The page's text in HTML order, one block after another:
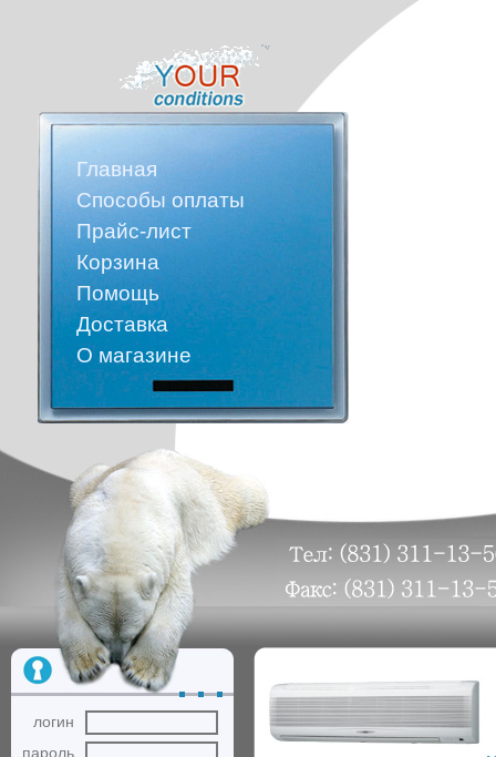
Главная
Способы оплаты
Прайс-лист
Корзина
Помощь
Доставка
О магазине
логин
пароль